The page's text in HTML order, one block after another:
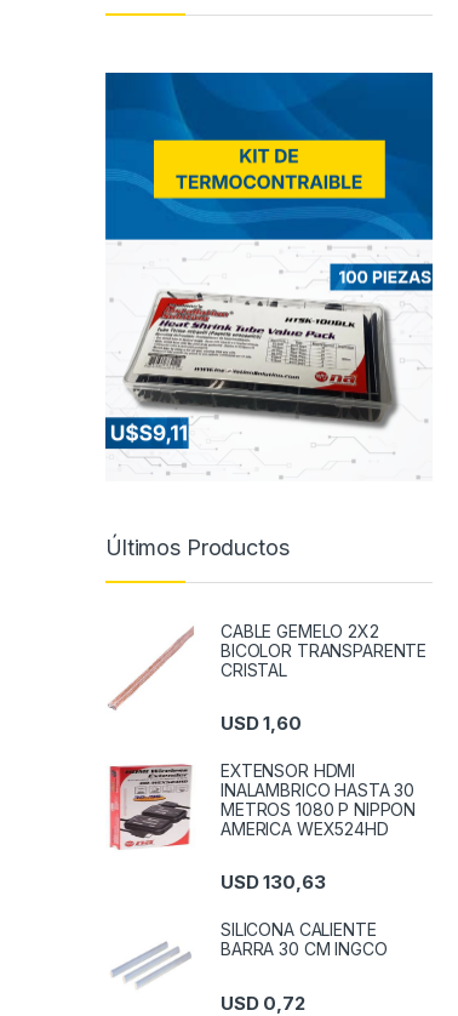
Últimos Productos
CABLE GEMELO 2X2
BICOLOR TRANSPARENTE
CRISTAL
USD1,60
EXTENSOR HDMI
INALAMBRICO HASTA 30
METROS 1080 P NIPPON
AMERICA WEX524HD
USD130,63
SILICONA CALIENTE
BARRA 30 CM INGCO
USD0,72